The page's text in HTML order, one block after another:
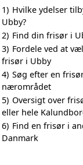
1) Hvilke ydelser
Ubby?
2) Find din frisør i
3) Fordele ved at
frisør i Ubby
4) Søg efter en
nærområdet
5) Oversigt over
eller hele
6) Find en frisør i
Danmark